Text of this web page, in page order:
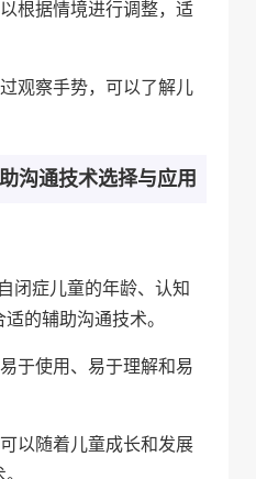
根据情境进行调整，适
观察手势，可以了解儿
沟通技术选择与应用
闭症儿童的年龄、认知
的辅助沟通技术。
于使用、易于理解和易
以随着儿童成长和发展